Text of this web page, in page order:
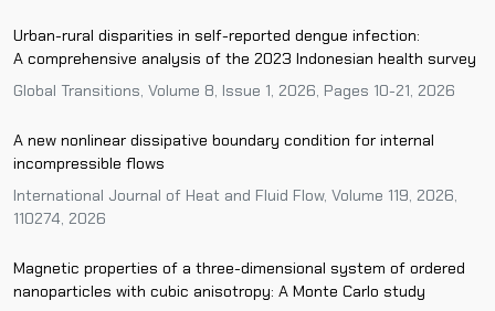
Urban-rural disparities in self-reported dengue infection:
A comprehensive analysis of the 2023 Indonesian health survey
Global Transitions, Volume 8, Issue 1, 2026, Pages 10-21, 2026
A new nonlinear dissipative boundary condition for internal
incompressible flows
International Journal of Heat and Fluid Flow, Volume 119, 2026,
110274, 2026
Magnetic properties of a three-dimensional system of ordered
nanoparticles with cubic anisotropy: A Monte Carlo study